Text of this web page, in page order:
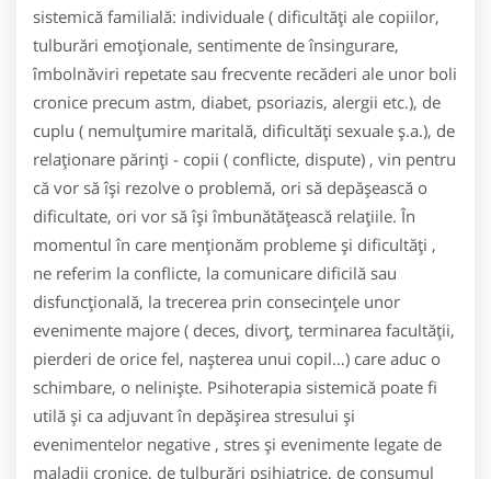
sistemică familială: individuale ( dificultăţi ale copiilor,
tulburări emoţionale, sentimente de însingurare,
îmbolnăviri repetate sau frecvente recăderi ale unor boli
cronice precum astm, diabet, psoriazis, alergii etc.), de
cuplu ( nemulţumire maritală, dificultăţi sexuale ş.a.), de
relaţionare părinţi - copii ( conflicte, dispute) , vin pentru
că vor să îşi rezolve o problemă, ori să depăşească o
dificultate, ori vor să îşi îmbunătăţească relaţiile. În
momentul în care menţionăm probleme şi dificultăţi ,
ne referim la conflicte, la comunicare dificilă sau
disfuncţională, la trecerea prin consecinţele unor
evenimente majore ( deces, divorţ, terminarea facultăţii,
pierderi de orice fel, naşterea unui copil…) care aduc o
schimbare, o nelinişte. Psihoterapia sistemică poate fi
utilă şi ca adjuvant în depăşirea stresului şi
evenimentelor negative , stres şi evenimente legate de
maladii cronice, de tulburări psihiatrice, de consumul